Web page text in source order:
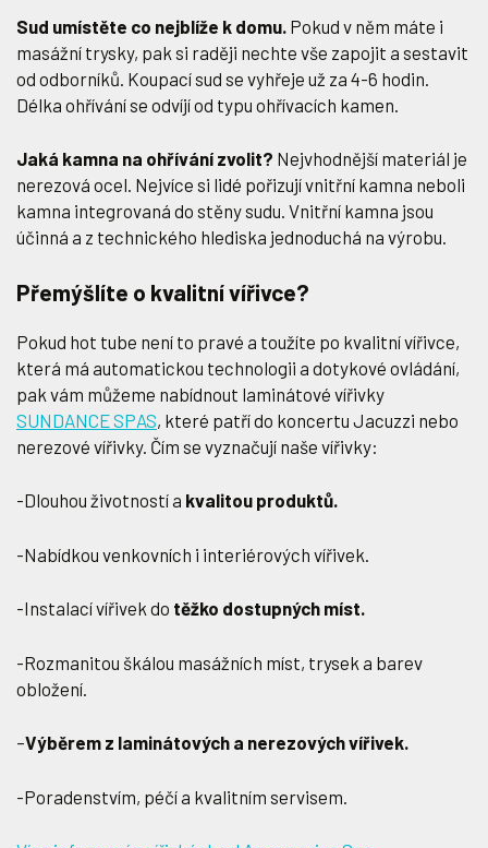
Sud umístěte co nejblíže k domu. Pokud v něm máte i
masážní trysky, pak si raději nechte vše zapojit a sestavit
od odborníků. Koupací sud se vyhřeje už za 4-6 hodin.
Délka ohřívání se odvíjí od typu ohřívacích kamen.
Jaká kamna na ohřívání zvolit? Nejvhodnější materiál je
nerezová ocel. Nejvíce si lidé pořizují vnitřní kamna neboli
kamna integrovaná do stěny sudu. Vnitřní kamna jsou
účinná a z technického hlediska jednoduchá na výrobu.
Přemýšlíte o kvalitní vířivce?
Pokud hot tube není to pravé a toužíte po kvalitní vířivce,
která má automatickou technologii a dotykové ovládání,
pak vám můžeme nabídnout laminátové vířivky
SUNDANCE SPAS, které patří do koncertu Jacuzzi nebo
nerezové vířivky. Čím se vyznačují naše vířivky:
-Dlouhou životností a kvalitou produktů.
-Nabídkou venkovních i interiérových vířivek.
-Instalací vířivek do těžko dostupných míst.
-Rozmanitou škálou masážních míst, trysek a barev
obložení.
–Výběrem z laminátových a nerezových vířivek.
-Poradenstvím, péčí a kvalitním servisem.